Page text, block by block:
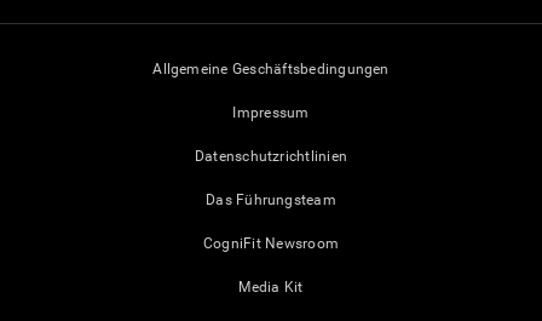
Allgemeine Geschäftsbedingungen
Impressum
Datenschutzrichtlinien
Das Führungsteam
CogniFit Newsroom
Media Kit